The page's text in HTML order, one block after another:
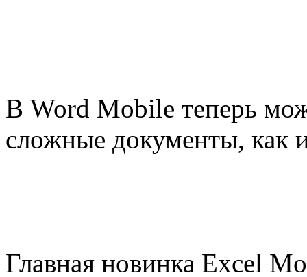
В Word Mobile теперь
сложные документы, как
Главная новинка Excel